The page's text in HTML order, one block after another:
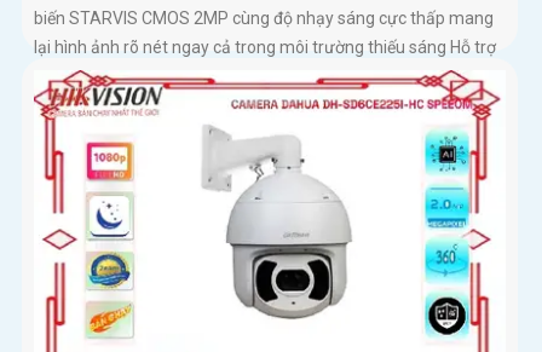
biến STARVIS CMOS 2MP cùng độ nhạy sáng cực thấp mang
lại hình ảnh rõ nét ngay cả trong môi trường thiếu sáng Hỗ trợ
zoom quang học 25X kết hợp chiếu sáng kép thông minh với
tầm xa hồng ngoại 100m và LED ấm 50m Tính năng quay
quét linh hoạt cùng chuẩn chống nước IP67 giúp quan sát ổn
định ngoài trời